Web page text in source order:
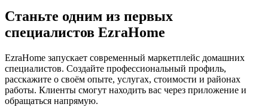
Станьте одним из первых
специалистов EzraHome
EzraHome запускает современный маркетплейс домашних
специалистов. Создайте профессиональный профиль,
расскажите о своём опыте, услугах, стоимости и районах
работы. Клиенты смогут находить вас через приложение и
обращаться напрямую.